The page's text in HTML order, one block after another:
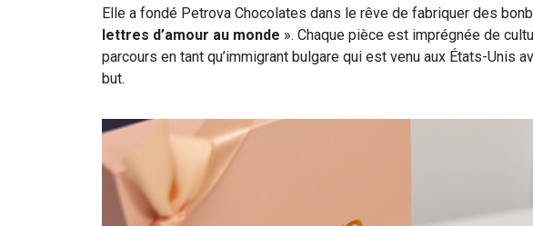
Elle a fondé Petrova Chocolates dans le rêve de fabriquer des
lettres d’amour au monde ». Chaque pièce est imprégnée de
parcours en tant qu’immigrant bulgare qui est venu aux États-Unis
but.